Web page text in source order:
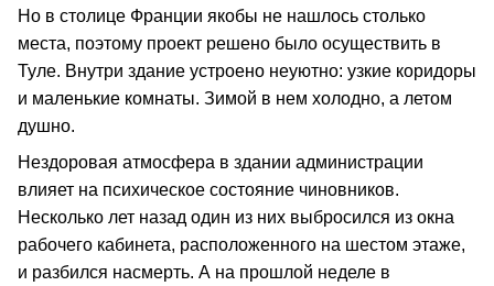
Но в столице Франции якобы не нашлось столько
места, поэтому проект решено было осуществить в
Туле. Внутри здание устроено неуютно: узкие коридоры
и маленькие комнаты. Зимой в нем холодно, а летом
душно.
Нездоровая атмосфера в здании администрации
влияет на психическое состояние чиновников.
Несколько лет назад один из них выбросился из окна
рабочего кабинета, расположенного на шестом этаже,
и разбился насмерть. А на прошлой неделе в